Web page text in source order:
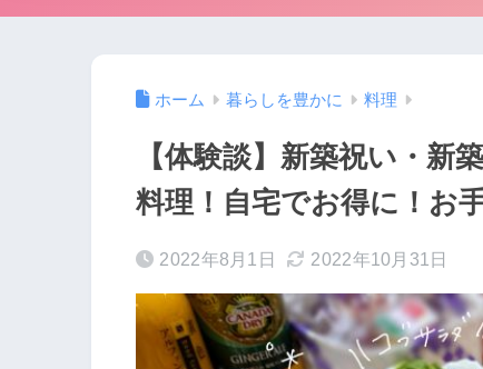
ホーム 暮らしを豊かに 料理
【体験談】新築祝い・新
料理！自宅でお得に！お
2022年8月1日 2022年10月31日